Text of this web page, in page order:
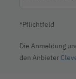
*Pflichtfeld
Die Anmeldung
den Anbieter